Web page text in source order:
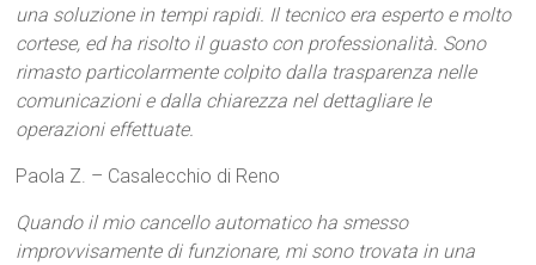
una soluzione in tempi rapidi. Il tecnico era esperto e molto
cortese, ed ha risolto il guasto con professionalità. Sono
rimasto particolarmente colpito dalla trasparenza nelle
comunicazioni e dalla chiarezza nel dettagliare le
operazioni effettuate.
Paola Z. – Casalecchio di Reno
Quando il mio cancello automatico ha smesso
improvvisamente di funzionare, mi sono trovata in una